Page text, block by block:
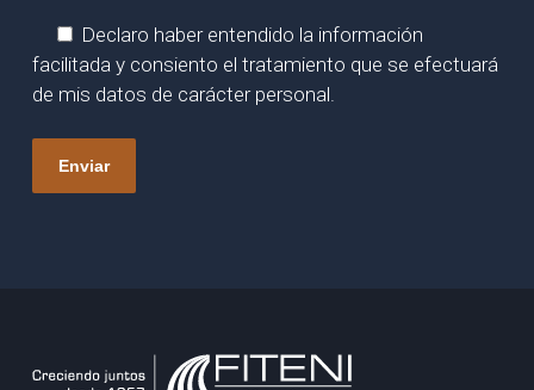
Declaro haber entendido la información
facilitada y consiento el tratamiento que se efectuará
de mis datos de carácter personal.